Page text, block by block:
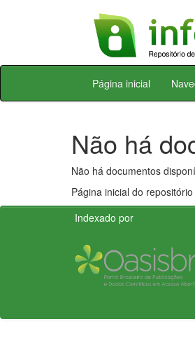
Skip
Página inicial
Não há
Não há documentos
Página inicial do repositório
Indexado por